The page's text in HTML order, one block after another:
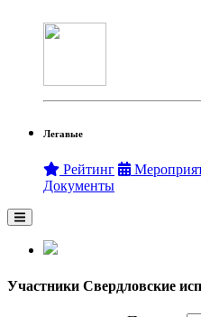
Легавые
Рейтинг
Документы
Участники Свердловские